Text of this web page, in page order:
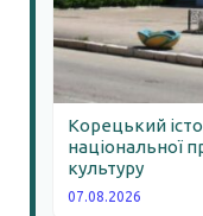
Корецький
національної
культуру
07.08.2026